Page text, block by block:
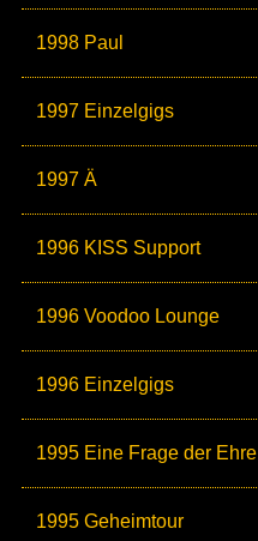
1998 Paul
1997 Einzelgigs
1997 Ä
1996 KISS Support
1996 Voodoo Lounge
1996 Einzelgigs
1995 Eine Frage der Ehre
1995 Geheimtour